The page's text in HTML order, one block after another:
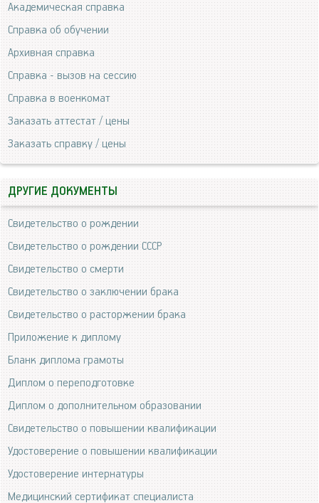
Академическая справка
Справка об обучении
Архивная справка
Справка - вызов на сессию
Справка в военкомат
Заказать аттестат / цены
Заказать справку / цены
ДРУГИЕ ДОКУМЕНТЫ
Свидетельство о рождении
Свидетельство о рождении СССР
Свидетельство о смерти
Свидетельство о заключении брака
Свидетельство о расторжении брака
Приложение к диплому
Бланк диплома грамоты
Диплом о переподготовке
Диплом о дополнительном образовании
Свидетельство о повышении квалификации
Удостоверение о повышении квалификации
Удостоверение интернатуры
Медицинский сертификат специалиста